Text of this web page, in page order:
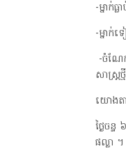
-ម្នាក់
-ម្នាក់
-ចំណែ
សាស្ត្រ
យោងត
ថ្ងៃចន្
ផល្លា ។